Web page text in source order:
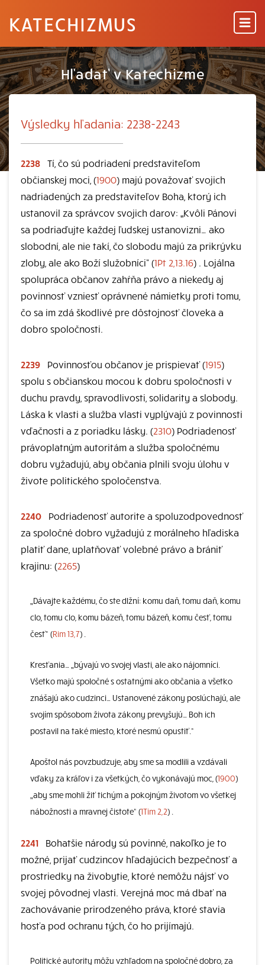
KATECHIZMUS
Hľadať v Katechizme
Výsledky hľadania: 2238-2243
2238 Tí, čo sú podriadení predstaviteľom
občianskej moci, (1900) majú považovať svojich
nadriadených za predstaviteľov Boha, ktorý ich
ustanovil za správcov svojich darov: „Kvôli Pánovi
sa podriaďujte každej ľudskej ustanovizni… ako
slobodní, ale nie takí, čo slobodu majú za prikrývku
zloby, ale ako Boží služobníci“ (1Pt 2,13.16) . Lojálna
spolupráca občanov zahŕňa právo a niekedy aj
povinnosť vzniesť oprávnené námietky proti tomu,
čo sa im zdá škodlivé pre dôstojnosť človeka a
dobro spoločnosti.
2239 Povinnosťou občanov je prispievať (1915)
spolu s občianskou mocou k dobru spoločnosti v
duchu pravdy, spravodlivosti, solidarity a slobody.
Láska k vlasti a služba vlasti vyplývajú z povinnosti
vďačnosti a z poriadku lásky. (2310) Podriadenosť
právoplatným autoritám a služba spoločnému
dobru vyžadujú, aby občania plnili svoju úlohu v
živote politického spoločenstva.
2240
Podriadenosť autorite a spoluzodpovednosť
za spoločné dobro vyžadujú z morálneho hľadiska
platiť dane, uplatňovať volebné právo a brániť
krajinu: (2265)
„Dávajte každému, čo ste dlžní: komu daň, tomu daň, komu
clo, tomu clo, komu bázeň, tomu bázeň, komu česť, tomu
česť“ (Rim 13,7) .
Kresťania… „bývajú vo svojej vlasti, ale ako nájomníci.
Všetko majú spoločné s ostatnými ako občania a všetko
znášajú ako cudzinci… Ustanovené zákony poslúchajú, ale
svojím spôsobom života zákony prevyšujú… Boh ich
postavil na také miesto, ktoré nesmú opustiť.“
Apoštol nás povzbudzuje, aby sme sa modlili a vzdávali
vďaky za kráľov i za všetkých, čo vykonávajú moc, (1900)
„aby sme mohli žiť tichým a pokojným životom vo všetkej
nábožnosti a mravnej čistote“ (1Tim 2,2) .
2241
Bohatšie národy sú povinné, nakoľko je to
možné, prijať cudzincov hľadajúcich bezpečnosť a
prostriedky na živobytie, ktoré nemôžu nájsť vo
svojej pôvodnej vlasti. Verejná moc má dbať na
zachovávanie prirodzeného práva, ktoré stavia
hosťa pod ochranu tých, čo ho prijímajú.
Politické autority môžu vzhľadom na spoločné dobro, za